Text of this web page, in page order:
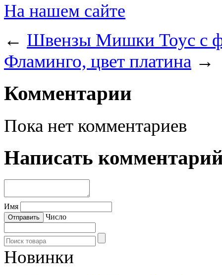
На нашем сайте
← Швензы Мишки Тоус с
Фламинго, цвет платина →
Комментарии
Пока нет комментариев
Написать
Имя
Число
Новинки